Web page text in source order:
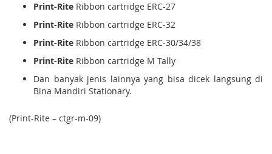
Print-Rite Ribbon cartridge ERC-27
Print-Rite Ribbon cartridge ERC-32
Print-Rite Ribbon cartridge ERC-30/34/38
Print-Rite Ribbon cartridge M Tally
Dan banyak jenis lainnya yang bisa dicek langsung di
Bina Mandiri Stationary.
(Print-Rite – ctgr-m-09)